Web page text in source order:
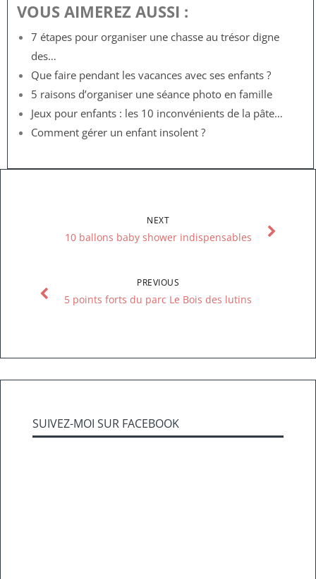
VOUS AIMEREZ AUSSI :
7 étapes pour organiser une chasse au trésor digne
des…
Que faire pendant les vacances avec ses enfants ?
5 raisons d’organiser une séance photo en famille
Jeux pour enfants : les 10 inconvénients de la pâte…
Comment gérer un enfant insolent ?
NEXT
10 ballons baby shower indispensables
PREVIOUS
5 points forts du parc Le Bois des lutins
SUIVEZ-MOI SUR FACEBOOK